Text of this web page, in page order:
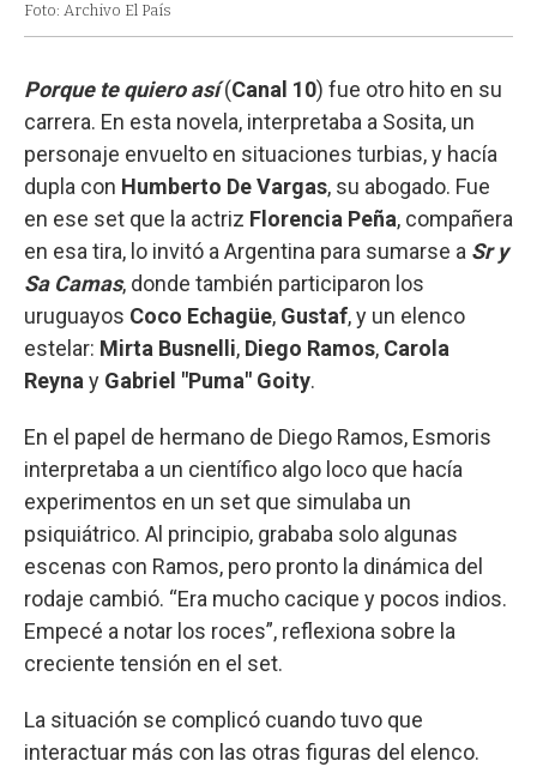
Foto: Archivo El País
Porque te quiero así(Canal 10) fue otro hito en su
carrera. En esta novela, interpretaba a Sosita, un
personaje envuelto en situaciones turbias, y hacía
dupla con Humberto De Vargas, su abogado. Fue
en ese set que la actriz Florencia Peña, compañera
en esa tira, lo invitó a Argentina para sumarse a Sr y
Sa Camas, donde también participaron los
uruguayos Coco Echagüe, Gustaf, y un elenco
estelar: Mirta Busnelli, Diego Ramos, Carola
Reyna y Gabriel "Puma" Goity.
En el papel de hermano de Diego Ramos, Esmoris
interpretaba a un científico algo loco que hacía
experimentos en un set que simulaba un
psiquiátrico. Al principio, grababa solo algunas
escenas con Ramos, pero pronto la dinámica del
rodaje cambió. “Era mucho cacique y pocos indios.
Empecé a notar los roces”, reflexiona sobre la
creciente tensión en el set.
La situación se complicó cuando tuvo que
interactuar más con las otras figuras del elenco.